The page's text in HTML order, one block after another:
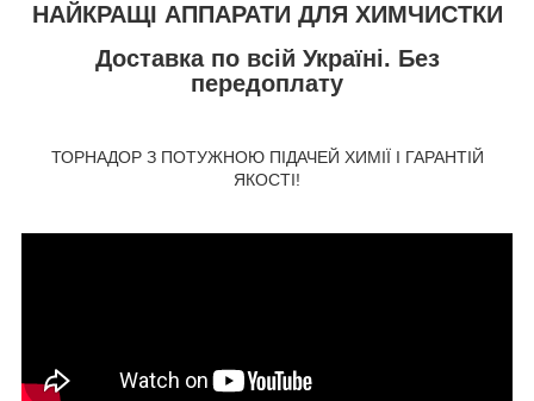
НАЙКРАЩІ АППАРАТИ ДЛЯ ХИМЧИСТКИ
Доставка по всій Україні. Без
передоплату
ТОРНАДОР З ПОТУЖНОЮ ПІДАЧЕЙ ХИМІЇ І ГАРАНТІЙ
ЯКОСТІ!